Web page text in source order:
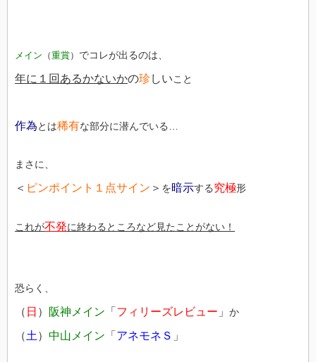
メイン （重賞） でコレが出るのは、
年に１回あるかないかの珍しいこと
作為とは稀有な部分に潜んでいる…
まさに、
＜ ピンポイント１点サイン ＞ を暗示する究極形
これが不発に終わるところなど見たことがない！
恐らく、
（ 日 ） 阪神メイン 「 フィリーズレビュー 」 か
（土 ） 中山メイン 「 アネモネＳ 」